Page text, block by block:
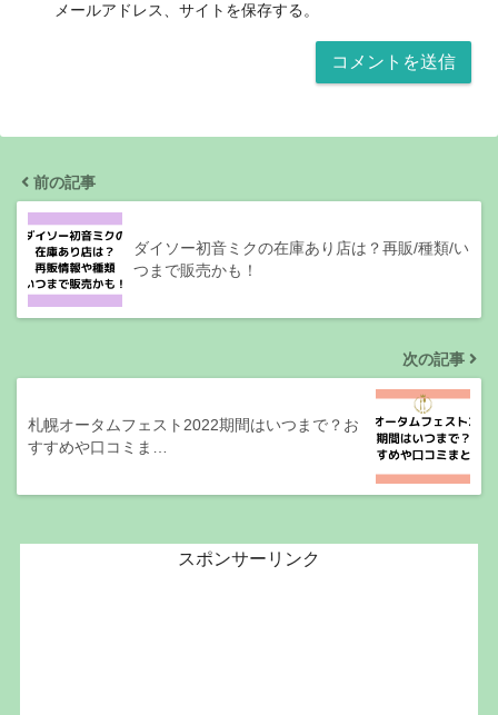
メールアドレス、サイトを保存する。
前の記事
ダイソー初音ミクの在庫あり店は？再販/種類/い
つまで販売かも！
次の記事
札幌オータムフェスト2022期間はいつまで？お
すすめや口コミま…
スポンサーリンク